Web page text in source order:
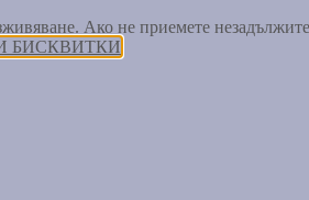
Ако не приемете
БИСКВИТКИ